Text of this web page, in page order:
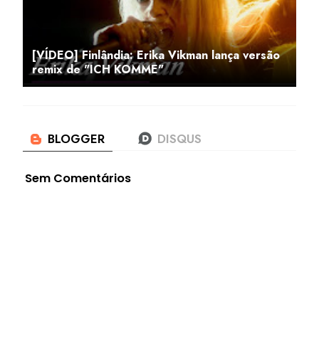
[VÍDEO] Finlândia: Erika Vikman lança versão
remix de "ICH KOMME"
Sem Comentários